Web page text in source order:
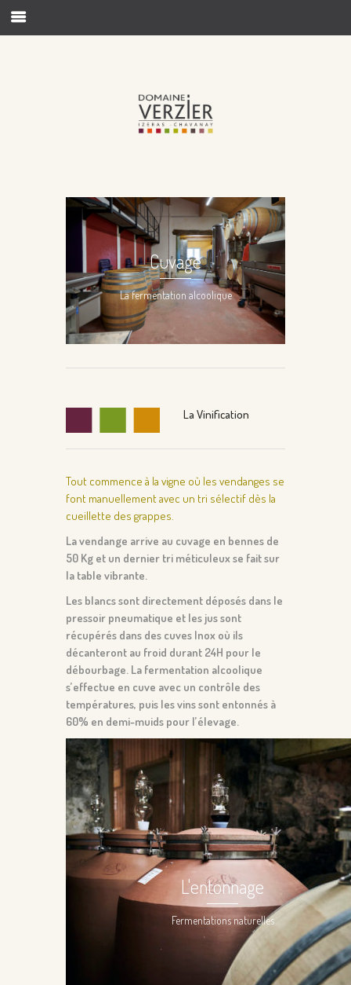
Cuvage
La fermentation alcoolique
La Vinification
Tout commence à la vigne où les vendanges se
font manuellement avec un tri sélectif dès la
cueillette des grappes.
La vendange arrive au cuvage en bennes de
50 Kg et un dernier tri méticuleux se fait sur
la table vibrante.
Les blancs sont directement déposés dans le
pressoir pneumatique et les jus sont
récupérés dans des cuves Inox où ils
décanteront au froid durant 24H pour le
débourbage. La fermentation alcoolique
s’effectue en cuve avec un contrôle des
températures, puis les vins sont entonnés à
60% en demi-muids pour l’élevage.
L'entonnage
Fermentations naturelles